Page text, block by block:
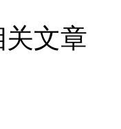
关文章